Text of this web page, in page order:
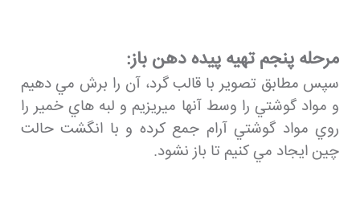
مرحله پنجم تهيه پيده دهن باز:
سپس مطابق تصوير با قالب گرد، آن را برش مي دهيم
و مواد گوشتي را وسط آنها ميريزيم و لبه هاي خمير را
روي مواد گوشتي آرام جمع كرده و با انگشت حالت
چين ايجاد مي كنيم تا باز نشود.